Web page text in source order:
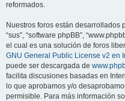
reformados.
Nuestros foros están desarrollados
“sus”, “software phpBB”,
el cual es una solución de foros
GNU General Public License v2 en
puede ser descargada de
facilita discusiones basadas en
lo que aprobamos y/o
permisible. Para más información